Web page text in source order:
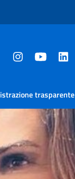
trasparente